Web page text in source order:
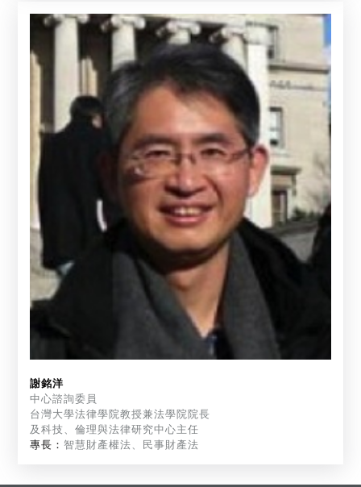
謝銘洋
中心諮詢委員
台灣大學法律學院教授兼法學院院長
及科技、倫理與法律研究中心主任
專長： 智慧財產權法、民事財產法